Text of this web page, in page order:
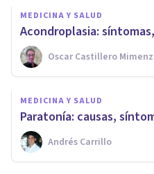
MEDICINA Y SALUD
Acondroplasia:
Oscar Castillero
MEDICINA Y SALUD
Paratonía: causas,
Andrés Carrillo
MEDICINA Y SALUD
¿Cómo quitar
dientes? 5
Oscar Castillero Mimenza